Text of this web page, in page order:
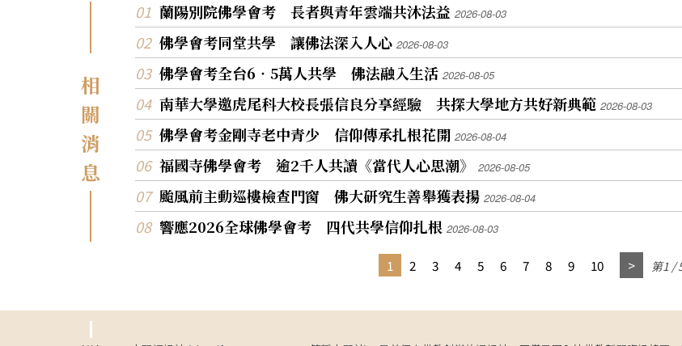
相
關
消
息
蘭陽別院佛學會考 長者與青年雲端共沐法益 2026-08-03
佛學會考同堂共學 讓佛法深入人心 2026-08-03
佛學會考全台6‧5萬人共學 佛法融入生活 2026-08-05
南華大學邀虎尾科大校長張信良分享經驗 共探大學地方共好新典範 2026-08-03
佛學會考金剛寺老中青少 信仰傳承扎根花開 2026-08-04
福國寺佛學會考 逾2千人共讀《當代人心思潮》 2026-08-05
颱風前主動巡樓檢查門窗 佛大研究生善舉獲表揚 2026-08-04
響應2026全球佛學會考 四代共學信仰扎根 2026-08-03
1 2 3 4 5 6 7 8 9 10 第1 /